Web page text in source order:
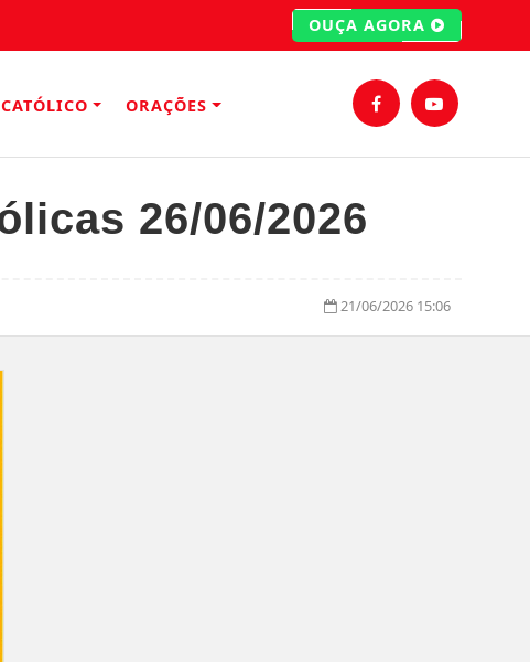
OUÇA AGORA
ORAÇÕES
26/06/2026
21/06/2026 15:06